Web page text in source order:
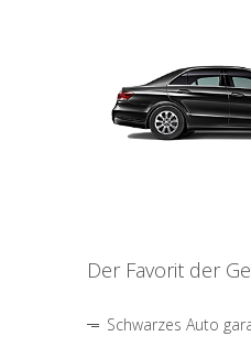
Der Favorit der
Schwarzes Auto